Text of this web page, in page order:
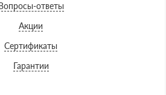
ответы
Акции
Сертификаты
Гарантии